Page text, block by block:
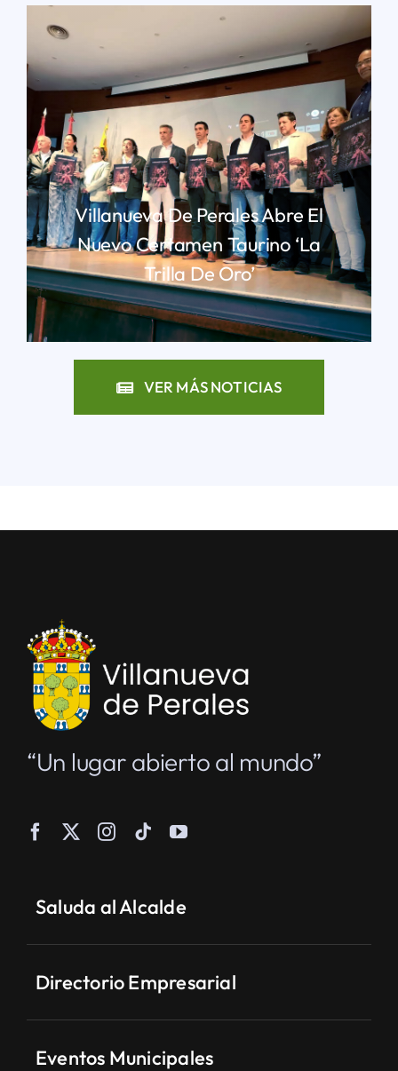
Villanueva De Perales Abre El
Nuevo Certamen Taurino ‘La
Trilla De Oro’
LEER MÁS
VER MÁS NOTICIAS
“Un lugar abierto al mundo”
Saluda al Alcalde
Directorio Empresarial
Eventos Municipales